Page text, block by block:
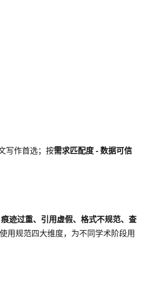
写作首选；按需求匹配度 - 数据可信
迹过重、引用虚假、格式不规范、查
用规范四大维度，为不同学术阶段用